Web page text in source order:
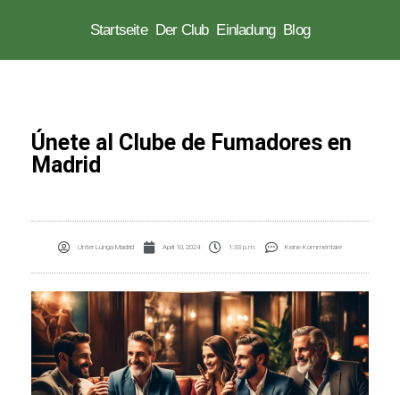
Startseite Der Club Einladung Blog
Únete al Clube de Fumadores en
Madrid
Unter Lunga Madrid April 10, 2024 1:33 p.m. Keine Kommentare